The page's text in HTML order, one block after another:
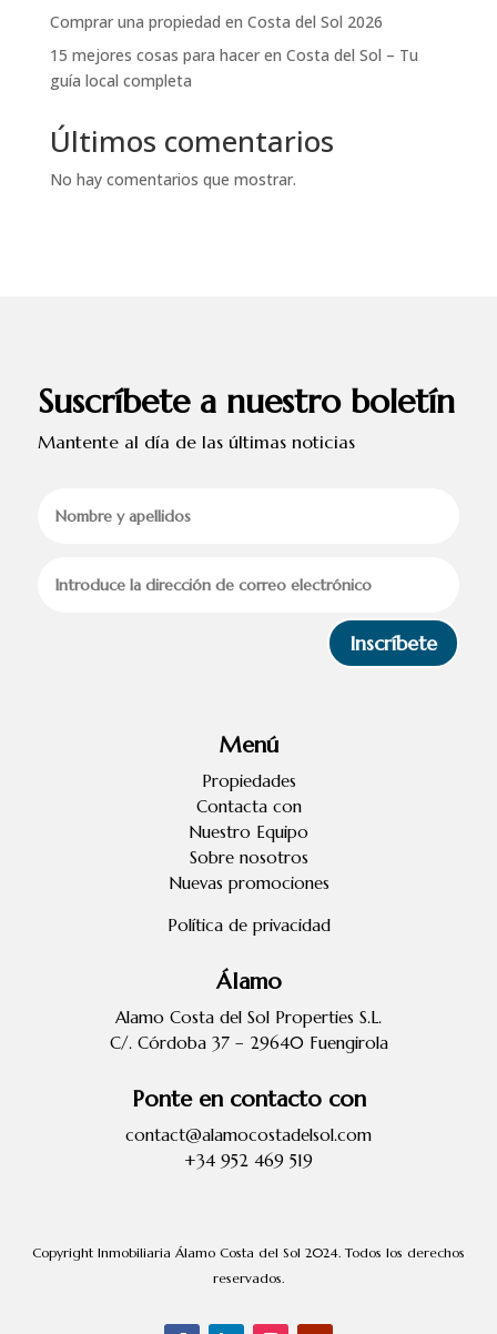
Comprar una propiedad en Costa del Sol 2026
15 mejores cosas para hacer en Costa del Sol – Tu
guía local completa
Últimos comentarios
No hay comentarios que mostrar.
Suscríbete a nuestro boletín
Mantente al día de las últimas noticias
Inscríbete
Menú
Propiedades
Contacta con
Nuestro Equipo
Sobre nosotros
Nuevas promociones
Política de privacidad
Álamo
Alamo Costa del Sol Properties S.L.
C/. Córdoba 37 – 29640 Fuengirola
Ponte en contacto con
contact@alamocostadelsol.com
+34 952 469 519
Copyright Inmobiliaria Álamo Costa del Sol 2024. Todos los derechos
reservados.